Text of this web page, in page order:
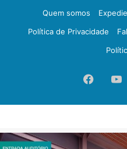
Quem somos
Política de Privacidade